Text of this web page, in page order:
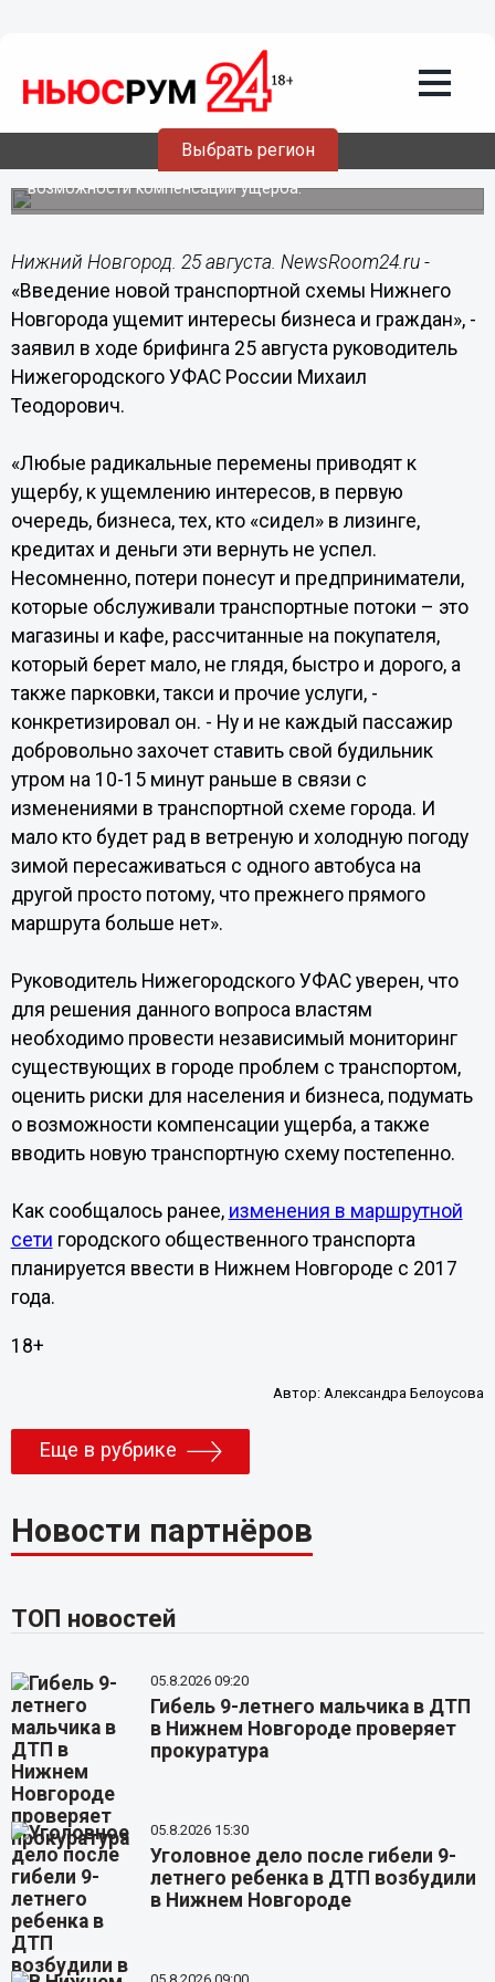
Выбрать регион
Нижнего Новгорода ущемит интересы
бизнеса и граждан, - Теодорович
Руководитель Нижегородского УФАС уверен, что
властям необходимо провести независимый мониторинг
существующих в городе проблем с транспортом,
оценить риски для населения и бизнеса, подумать о
возможности компенсации ущерба.
Нижний Новгород. 25 августа. NewsRoom24.ru -
«Введение новой транспортной схемы Нижнего
Новгорода ущемит интересы бизнеса и граждан», -
заявил в ходе брифинга 25 августа руководитель
Нижегородского УФАС России Михаил
Теодорович.
«Любые радикальные перемены приводят к
ущербу, к ущемлению интересов, в первую
очередь, бизнеса, тех, кто «сидел» в лизинге,
кредитах и деньги эти вернуть не успел.
Несомненно, потери понесут и предприниматели,
которые обслуживали транспортные потоки – это
магазины и кафе, рассчитанные на покупателя,
который берет мало, не глядя, быстро и дорого, а
также парковки, такси и прочие услуги, -
конкретизировал он. - Ну и не каждый пассажир
добровольно захочет ставить свой будильник
утром на 10-15 минут раньше в связи с
изменениями в транспортной схеме города. И
мало кто будет рад в ветреную и холодную погоду
зимой пересаживаться с одного автобуса на
другой просто потому, что прежнего прямого
маршрута больше нет».
Руководитель Нижегородского УФАС уверен, что
для решения данного вопроса властям
необходимо провести независимый мониторинг
существующих в городе проблем с транспортом,
оценить риски для населения и бизнеса, подумать
о возможности компенсации ущерба, а также
вводить новую транспортную схему постепенно.
Как сообщалось ранее, изменения в маршрутной
сети городского общественного транспорта
планируется ввести в Нижнем Новгороде с 2017
года.
18+
Автор:Александра Белоусова
Еще в рубрике
Новости партнёров
ТОП новостей
05.8.2026 09:20
Гибель 9-летнего мальчика в ДТП
в Нижнем Новгороде проверяет
прокуратура
05.8.2026 15:30
Уголовное дело после гибели 9-
летнего ребенка в ДТП возбудили
в Нижнем Новгороде